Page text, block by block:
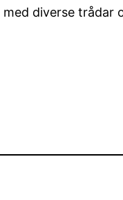
diverse